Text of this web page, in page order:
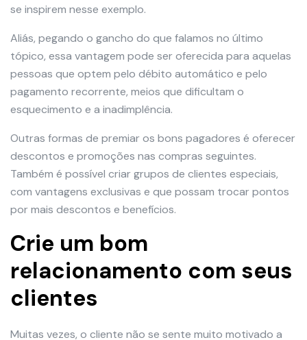
se inspirem nesse exemplo.
Aliás, pegando o gancho do que falamos no último
tópico, essa vantagem pode ser oferecida para aquelas
pessoas que optem pelo débito automático e pelo
pagamento recorrente, meios que dificultam o
esquecimento e a inadimplência.
Outras formas de premiar os bons pagadores é oferecer
descontos e promoções nas compras seguintes.
Também é possível criar grupos de clientes especiais,
com vantagens exclusivas e que possam trocar pontos
por mais descontos e benefícios.
Crie um bom
relacionamento com seus
clientes
Muitas vezes, o cliente não se sente muito motivado a